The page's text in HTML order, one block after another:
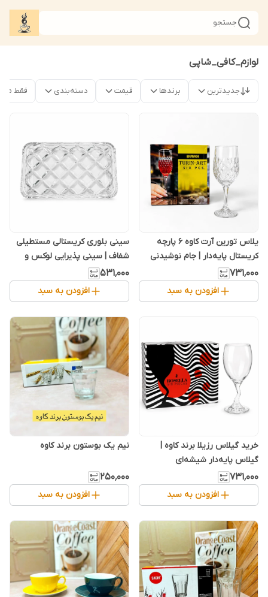
جستجو
لوازم_کافی_شاپی
جدیدترین برندها قیمت دسته‌بندی فقط
یلاس تورین آرت کاوه ۶ پارچه
کریستال پایه‌دار | جام نوشیدنی
شفاف و لوکس پذیرایی
۷۳۱٬۰۰۰
افزودن به سبد
سینی بلوری کریستالی مستطیلی
شفاف | سینی پذیرایی لوکس و
مقاوم
۵۳۱٬۰۰۰
افزودن به سبد
خرید گیلاس رزیلا برند کاوه |
گیلاس پایه‌دار شیشه‌ای
۷۳۱٬۰۰۰
افزودن به سبد
نیم یک بوستون برند کاوه
۲۵۰٬۰۰۰
افزودن به سبد